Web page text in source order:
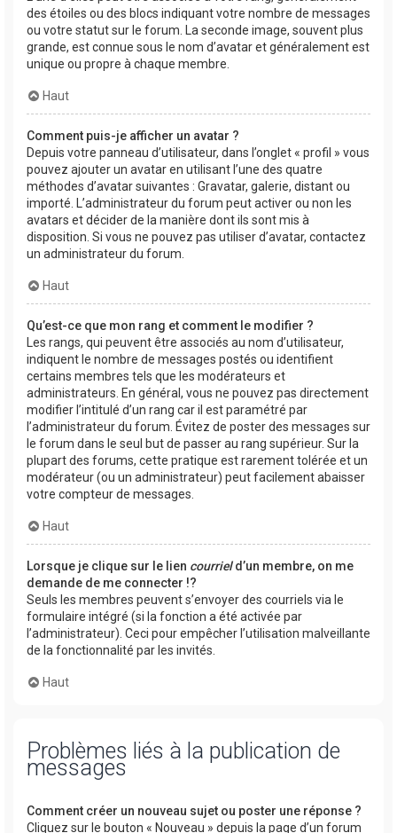
des étoiles ou des blocs indiquant votre nombre de messages
ou votre statut sur le forum. La seconde image, souvent plus
grande, est connue sous le nom d’avatar et généralement est
unique ou propre à chaque membre.
Haut
Comment puis-je afficher un avatar ?
Depuis votre panneau d’utilisateur, dans l’onglet « profil » vous
pouvez ajouter un avatar en utilisant l’une des quatre
méthodes d’avatar suivantes : Gravatar, galerie, distant ou
importé. L’administrateur du forum peut activer ou non les
avatars et décider de la manière dont ils sont mis à
disposition. Si vous ne pouvez pas utiliser d’avatar, contactez
un administrateur du forum.
Haut
Qu’est-ce que mon rang et comment le modifier ?
Les rangs, qui peuvent être associés au nom d’utilisateur,
indiquent le nombre de messages postés ou identifient
certains membres tels que les modérateurs et
administrateurs. En général, vous ne pouvez pas directement
modifier l’intitulé d’un rang car il est paramétré par
l’administrateur du forum. Évitez de poster des messages sur
le forum dans le seul but de passer au rang supérieur. Sur la
plupart des forums, cette pratique est rarement tolérée et un
modérateur (ou un administrateur) peut facilement abaisser
votre compteur de messages.
Haut
Lorsque je clique sur le lien courrield’un membre, on me
demande de me connecter !?
Seuls les membres peuvent s’envoyer des courriels via le
formulaire intégré (si la fonction a été activée par
l’administrateur). Ceci pour empêcher l’utilisation malveillante
de la fonctionnalité par les invités.
Haut
Problèmes liés à la publication de
messages
Comment créer un nouveau sujet ou poster une réponse ?
Cliquez sur le bouton « Nouveau » depuis la page d’un forum